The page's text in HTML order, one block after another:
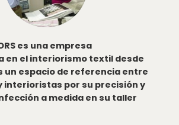
es una empresa
en el interiorismo textil desde
un espacio de referencia entre
interioristas por su precisión y
a medida en su taller